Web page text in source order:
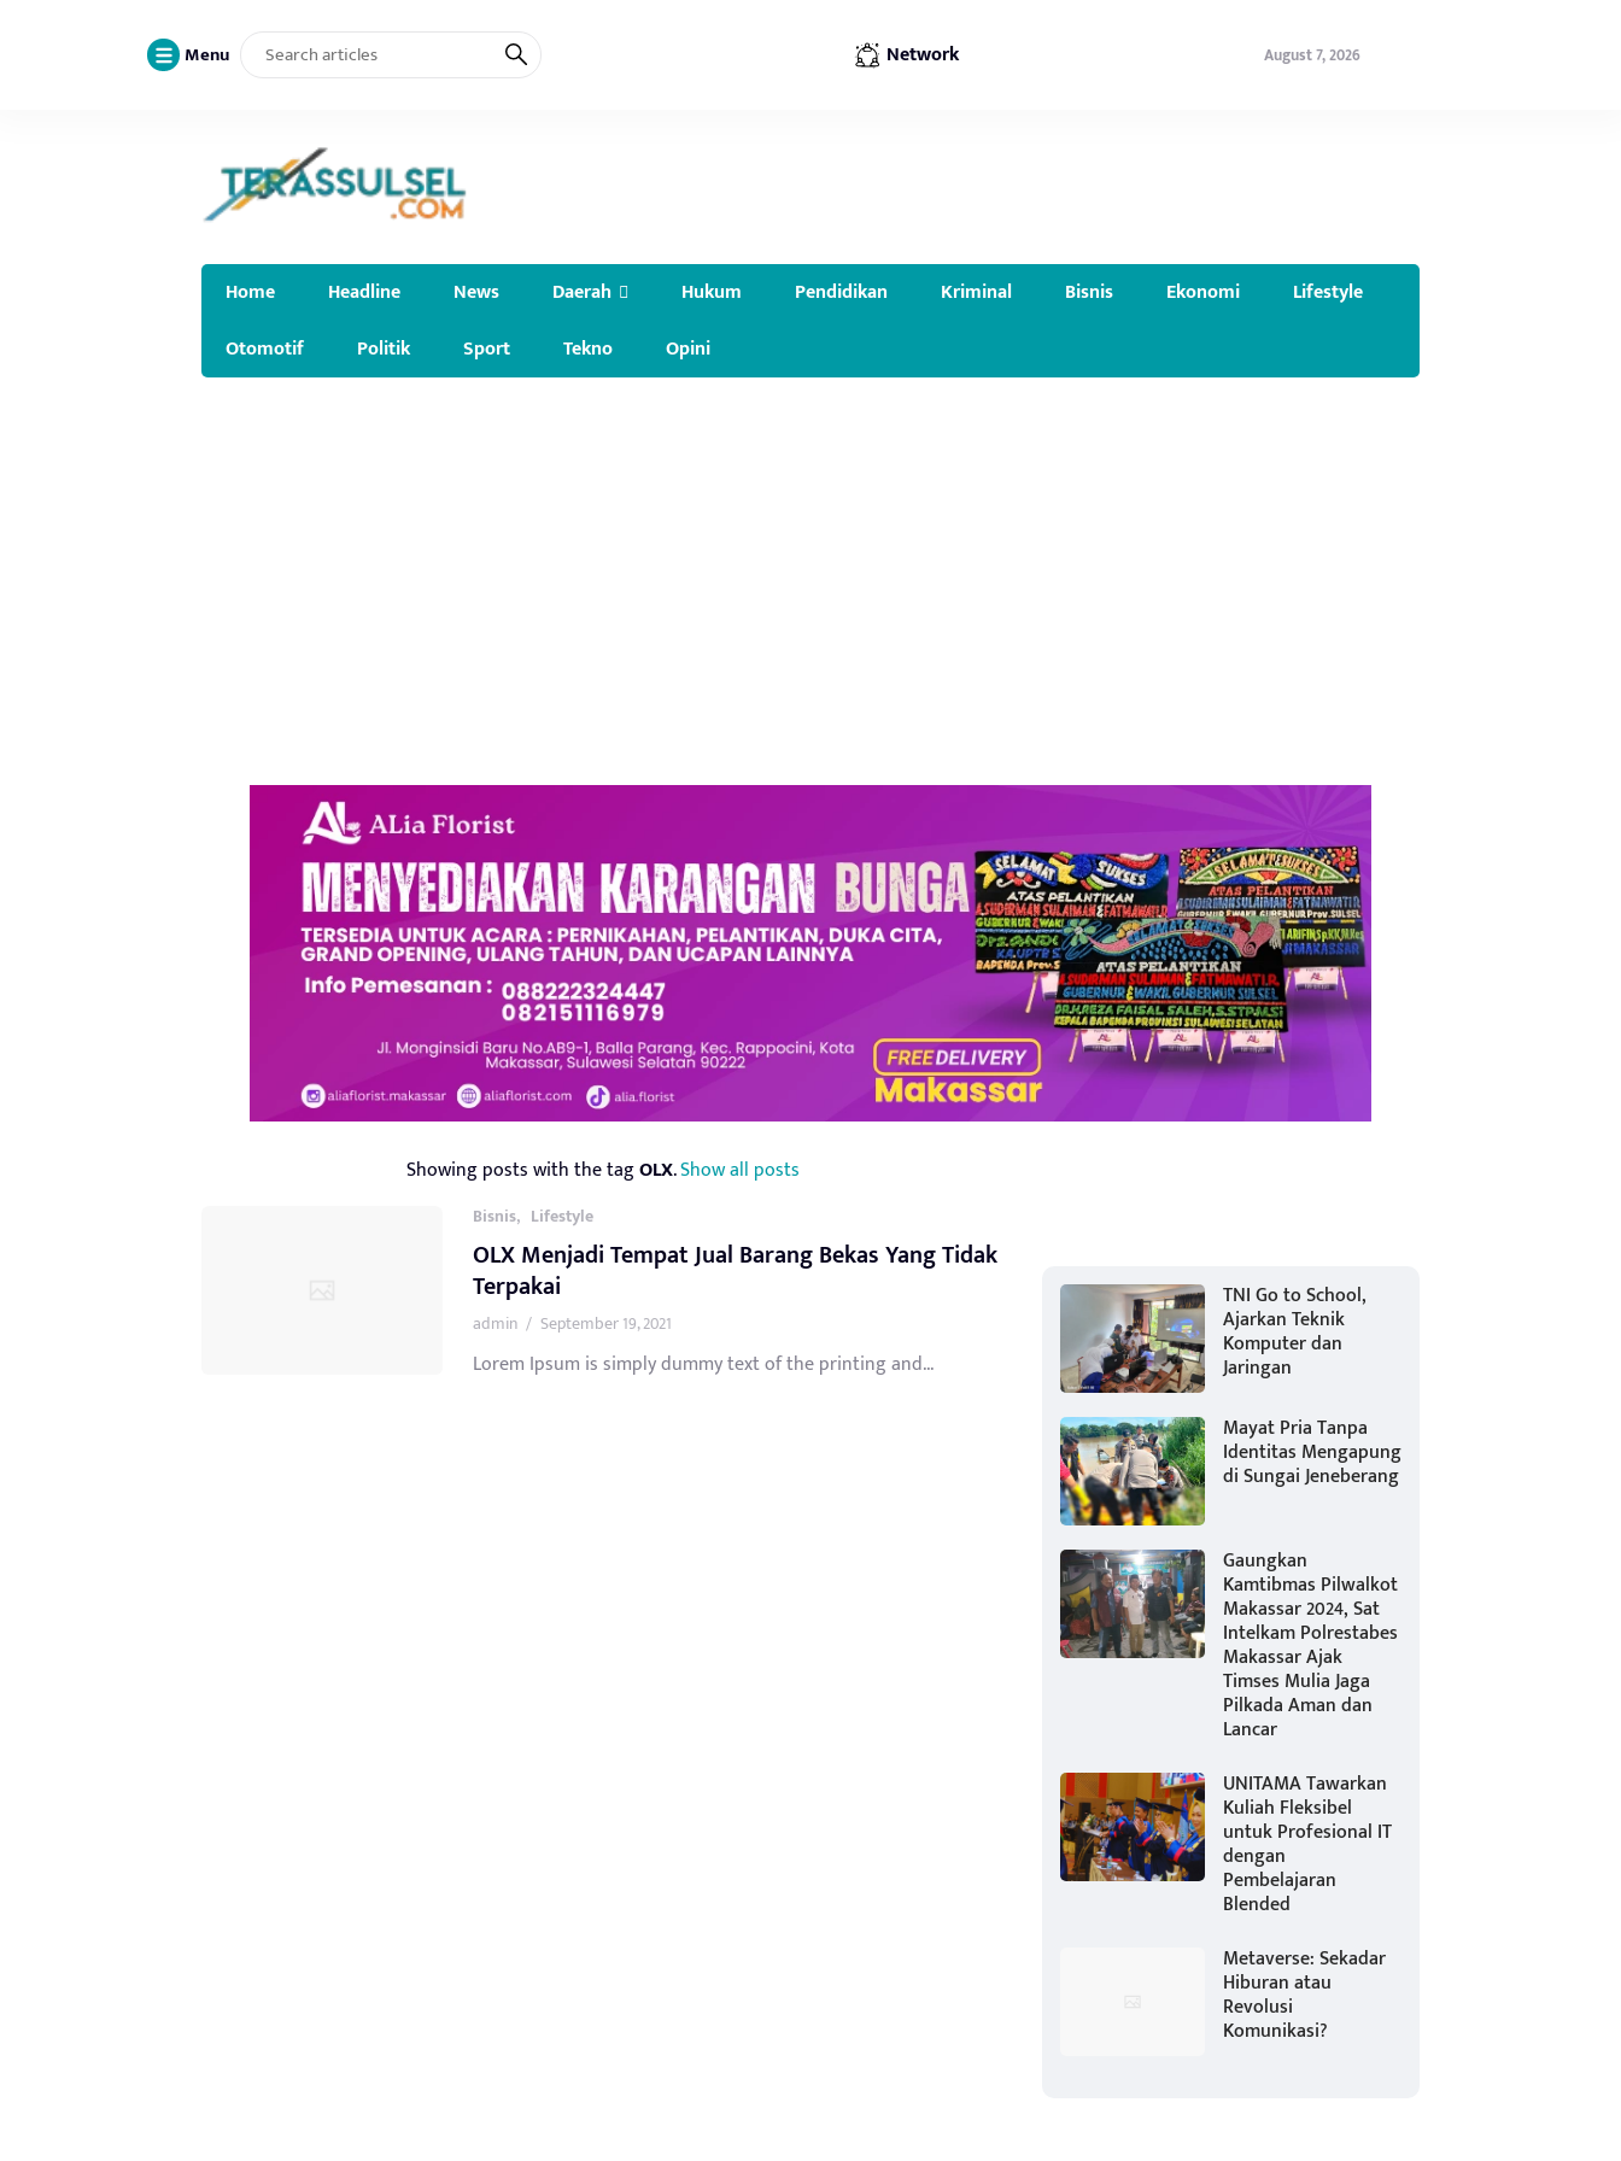
Menu Network August 7, 2026
Home Headline News Daerah Hukum Pendidikan Kriminal Bisnis Ekonomi
Lifestyle
Otomotif
Politik Sport Tekno Opini
Showing posts with the tagOLX.Show all posts
Bisnis, Lifestyle
OLX Menjadi Tempat Jual Barang Bekas Yang Tidak
Terpakai
admin / September 19, 2021
Lorem Ipsum is simply dummy text of the printing and...
TNI Go to School,
Ajarkan Teknik
Komputer dan
Jaringan
Mayat Pria Tanpa
Identitas Mengapung
di Sungai Jeneberang
Gaungkan
Kamtibmas Pilwalkot
Makassar 2024, Sat
Intelkam Polrestabes
Makassar Ajak
Timses Mulia Jaga
Pilkada Aman dan
Lancar
UNITAMA Tawarkan
Kuliah Fleksibel
untuk Profesional IT
dengan
Pembelajaran
Blended
Metaverse: Sekadar
Hiburan atau
Revolusi
Komunikasi?